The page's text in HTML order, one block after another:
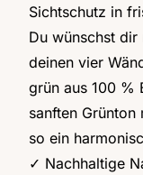
Sichtschutz in
Du wünschst dir
deinen vier
grün aus 100 %
sanften
so ein
✓ Nachhaltige